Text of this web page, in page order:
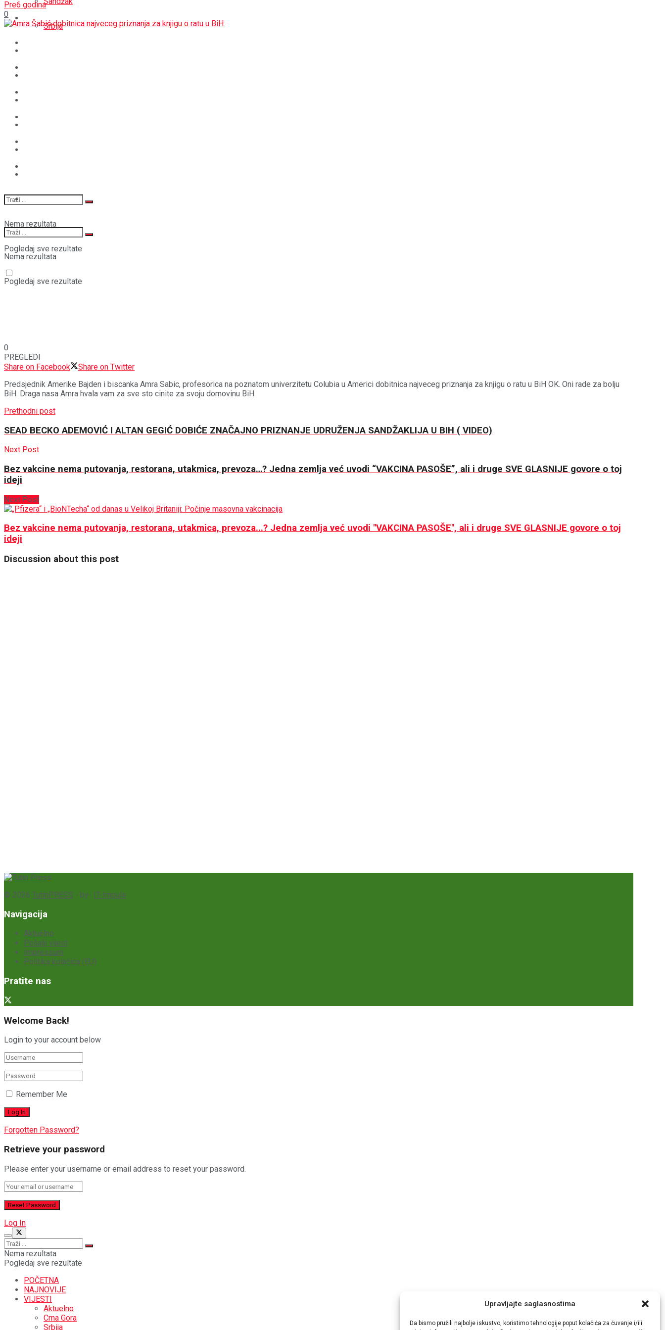
Upravljajte saglasnostima
Da bismo pružili najbolje iskustvo, koristimo tehnologije poput kolačića za čuvanje i/ili
REGIJA
Nema rezultata
Pogledaj sve rezultate
Srbija
SPORT
Nema rezultata
Pogledaj sve rezultate
Pre6 godina
0
0
PREGLEDI
Share on Facebook
Share on Twitter
Predsjednik Amerike Bajden i biscanka Amra Sabic, profesorica na poznatom univerzitetu Colubia u Americi dobitnica najveceg priznanja za knjigu o ratu u BiH OK. Oni rade za bolju
BiH. Draga nasa Amra hvala vam za sve sto cinite za svoju domovinu BiH.
Prethodni post
SEAD BECKO ADEMOVIĆ I ALTAN GEGIĆ DOBIĆE ZNAČAJNO PRIZNANJE UDRUŽENJA SANDŽAKLIJA U BIH ( VIDEO)
Next Post
Bez vakcine nema putovanja, restorana, utakmica, prevoza…? Jedna zemlja već uvodi “VAKCINA PASOŠE”, ali i druge SVE GLASNIJE govore o toj
ideji
Next Post
Bez vakcine nema putovanja, restorana, utakmica, prevoza...? Jedna zemlja već uvodi "VAKCINA PASOŠE", ali i druge SVE GLASNIJE govore o toj
ideji
Discussion about this post
© 2026 TutinPRESS - by- IT-Impuls
Navigacija
Aktuelno
Pošalji vijest
Impressum
Politika kolačića (EU)
Pratite nas
Welcome Back!
Login to your account below
Remember Me
Forgotten Password?
Retrieve your password
Please enter your username or email address to reset your password.
Log In
Nema rezultata
Pogledaj sve rezultate
POČETNA
NAJNOVIJE
VIJESTI
Aktuelno
Crna Gora
Srbija